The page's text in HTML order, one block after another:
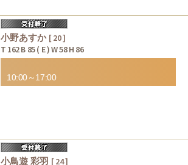
小野あすか [ 20 ]
T 162 B 85 ( E ) W 58 H 86
10:00～17:00
小鳥遊 彩羽 [ 24 ]